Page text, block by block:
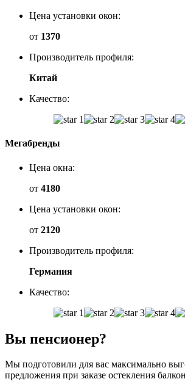
Цена установки окон:
от 1370
Производитель профиля:
Китай
Качество:
Мегабренды
Цена окна:
от 4180
Цена установки окон:
от 2120
Производитель профиля:
Германия
Качество:
Вы пенсионер?
Мы подготовили для вас максимально
предложения при заказе остекления